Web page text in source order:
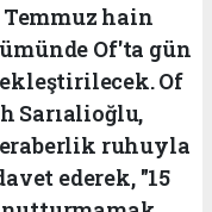
Temmuz hain
Of'ta gün
Of
Sarıalioğlu,
ruhuyla
ederek, "15